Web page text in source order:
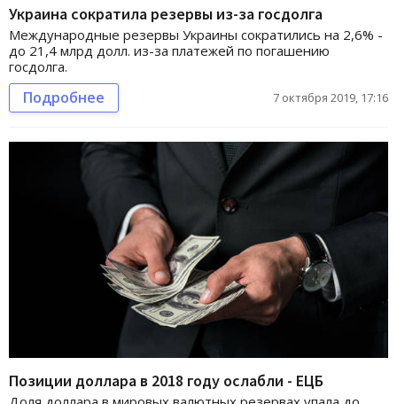
Украина сократила резервы из-за госдолга
Международные резервы Украины сократились на 2,6% -
до 21,4 млрд долл. из-за платежей по погашению
госдолга.
Подробнее 7 октября 2019, 17:16
Позиции доллара в 2018 году ослабли - ЕЦБ